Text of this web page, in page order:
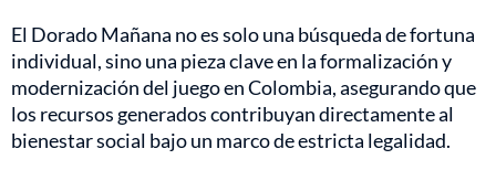
El Dorado Mañana no es solo una búsqueda de fortuna
individual, sino una pieza clave en la formalización y
modernización del juego en Colombia, asegurando que
los recursos generados contribuyan directamente al
bienestar social bajo un marco de estricta legalidad.